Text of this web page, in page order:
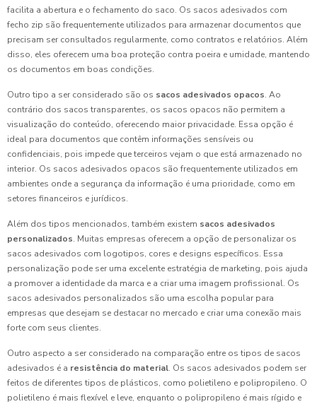
facilita a abertura e o fechamento do saco. Os sacos adesivados com
fecho zip são frequentemente utilizados para armazenar documentos que
precisam ser consultados regularmente, como contratos e relatórios. Além
disso, eles oferecem uma boa proteção contra poeira e umidade, mantendo
os documentos em boas condições.
Outro tipo a ser considerado são os sacos adesivados opacos. Ao
contrário dos sacos transparentes, os sacos opacos não permitem a
visualização do conteúdo, oferecendo maior privacidade. Essa opção é
ideal para documentos que contêm informações sensíveis ou
confidenciais, pois impede que terceiros vejam o que está armazenado no
interior. Os sacos adesivados opacos são frequentemente utilizados em
ambientes onde a segurança da informação é uma prioridade, como em
setores financeiros e jurídicos.
Além dos tipos mencionados, também existem sacos adesivados
personalizados. Muitas empresas oferecem a opção de personalizar os
sacos adesivados com logotipos, cores e designs específicos. Essa
personalização pode ser uma excelente estratégia de marketing, pois ajuda
a promover a identidade da marca e a criar uma imagem profissional. Os
sacos adesivados personalizados são uma escolha popular para
empresas que desejam se destacar no mercado e criar uma conexão mais
forte com seus clientes.
Outro aspecto a ser considerado na comparação entre os tipos de sacos
adesivados é a resistência do material. Os sacos adesivados podem ser
feitos de diferentes tipos de plásticos, como polietileno e polipropileno. O
polietileno é mais flexível e leve, enquanto o polipropileno é mais rígido e